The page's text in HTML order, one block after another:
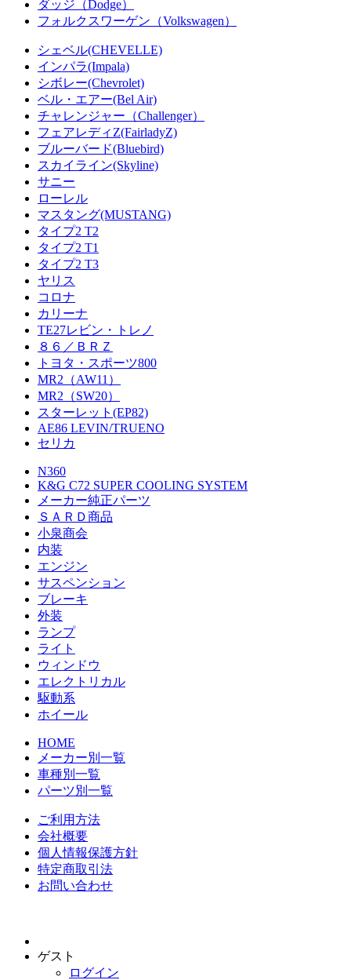
ダッジ（Dodge）
フォルクスワーゲン（Volkswagen）
シェベル(CHEVELLE)
インパラ(Impala)
シボレー(Chevrolet)
ベル・エアー(Bel Air)
チャレンジャー（Challenger）
フェアレディZ(FairladyZ)
ブルーバード(Bluebird)
スカイライン(Skyline)
サニー
ローレル
マスタング(MUSTANG)
タイプ2 T2
タイプ2 T1
タイプ2 T3
ヤリス
コロナ
カリーナ
TE27レビン・トレノ
８６／ＢＲＺ
トヨタ・スポーツ800
MR2（AW11）
MR2（SW20）
スターレット(EP82)
AE86 LEVIN/TRUENO
セリカ
N360
K&G C72 SUPER COOLING SYSTEM
メーカー純正パーツ
ＳＡＲＤ商品
小泉商会
内装
エンジン
サスペンション
ブレーキ
外装
ランプ
ライト
ウィンドウ
エレクトリカル
駆動系
ホイール
HOME
メーカー別一覧
車種別一覧
パーツ別一覧
ご利用方法
会社概要
個人情報保護方針
特定商取引法
お問い合わせ
ゲスト
ログイン